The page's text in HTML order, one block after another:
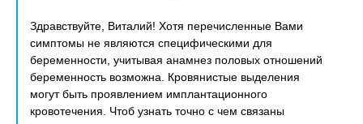
Здравствуйте, Виталий! Хотя перечисленные Вами
симптомы не являются специфическими для
беременности, учитывая анамнез половых отношений
беременность возможна. Кровянистые выделения
могут быть проявлением имплантационного
кровотечения. Чтоб узнать точно с чем связаны